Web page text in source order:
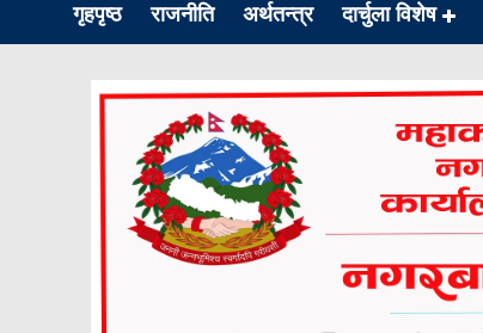
गृहपृष्ठ राजनीति अर्थतन्त्र दार्चुला विशेष